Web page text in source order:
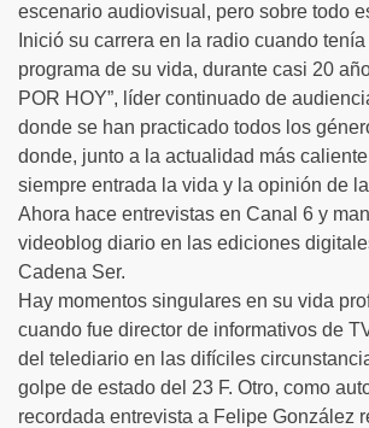
escenario audiovisual, pero sobre todo
Inició su carrera en la radio cuando tenía
programa de su vida, durante casi 20
POR HOY”, líder continuado de
donde se han practicado todos los
donde, junto a la actualidad más
siempre entrada la vida y la opinión de
Ahora hace entrevistas en Canal 6 y
videoblog diario en las ediciones
Cadena Ser.
Hay momentos singulares en su vida
cuando fue director de informativos de
del telediario en las difíciles
golpe de estado del 23 F. Otro, como
recordada entrevista a Felipe González